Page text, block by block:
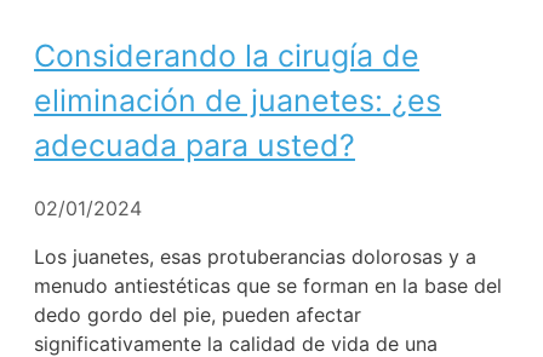
Considerando la cirugía de
eliminación de juanetes: ¿es
adecuada para usted?
02/01/2024
Los juanetes, esas protuberancias dolorosas y a
menudo antiestéticas que se forman en la base del
dedo gordo del pie, pueden afectar
significativamente la calidad de vida de una